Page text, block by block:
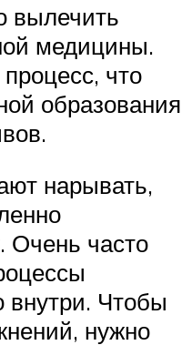
вылечить
медицины.
что
образования
нарывать,
Очень часто
внутри. Чтобы
нужно